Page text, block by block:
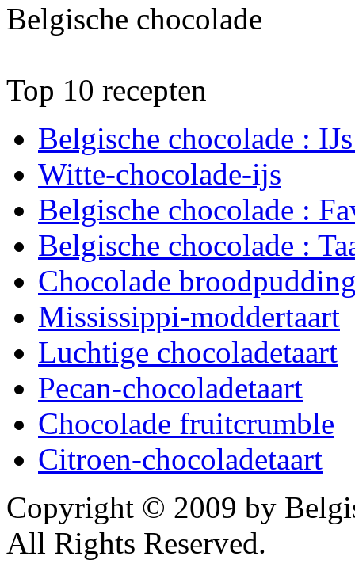
Belgische chocolade
Top 10 recepten
Belgische chocolade :
Witte-chocolade-ijs
Belgische chocolade :
Belgische chocolade :
Chocolade
Mississippi-moddertaart
Luchtige chocoladetaart
Pecan-chocoladetaart
Chocolade fruitcrumble
Citroen-chocoladetaart
Copyright © 2009 by
All Rights Reserved.